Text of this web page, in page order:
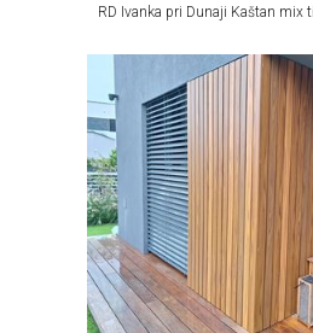
RD Ivanka pri Dunaji Kaštan mix